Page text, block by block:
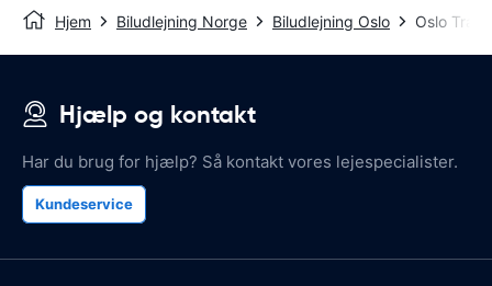
Hjem Biludlejning Norge Biludlejning Oslo Oslo Train
Hjælp og kontakt
Har du brug for hjælp? Så kontakt vores lejespecialister.
Kundeservice